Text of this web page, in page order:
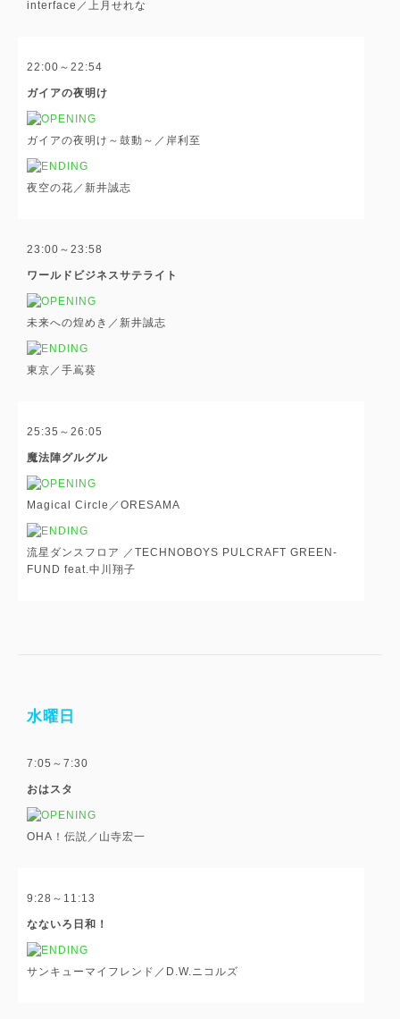
interface／上月せれな
22:00～22:54
ガイアの夜明け
ガイアの夜明け～鼓動～／岸利至
夜空の花／新井誠志
23:00～23:58
ワールドビジネスサテライト
未来への煌めき／新井誠志
東京／手嶌葵
25:35～26:05
魔法陣グルグル
Magical Circle／ORESAMA
流星ダンスフロア ／TECHNOBOYS PULCRAFT GREEN-
FUND feat.中川翔子
水曜日
7:05～7:30
おはスタ
OHA！伝説／山寺宏一
9:28～11:13
なないろ日和！
サンキューマイフレンド／D.W.ニコルズ